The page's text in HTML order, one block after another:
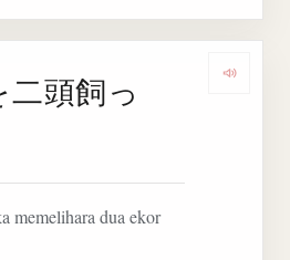
二頭飼っ
memelihara dua ekor